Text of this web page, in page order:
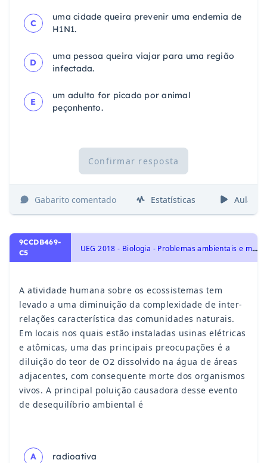
C
uma cidade queira prevenir uma endemia de
H1N1.
D
uma pessoa queira viajar para uma região
infectada.
E
um adulto for picado por animal
peçonhento.
Confirmar resposta
Gabarito comentado Estatísticas Aulas
9CCDB469-
C5
U
EG 2018 - Biologia - Problemas ambientais e medidas de conservação, Ecologia e ciências ambientais
A atividade humana sobre os ecossistemas tem
levado a uma diminuição da complexidade de inter-
relações característica das comunidades naturais.
Em locais nos quais estão instaladas usinas elétricas
e atômicas, uma das principais preocupações é a
diluição do teor de O2 dissolvido na água de áreas
adjacentes, com consequente morte dos organismos
vivos. A principal poluição causadora desse evento
de desequilíbrio ambiental é
A radioativa